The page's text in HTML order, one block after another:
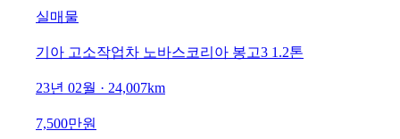
실매물
기아 고소작업차 노바스코리아 봉고3 1.2톤
23년 02월 · 24,007km
7,500만원